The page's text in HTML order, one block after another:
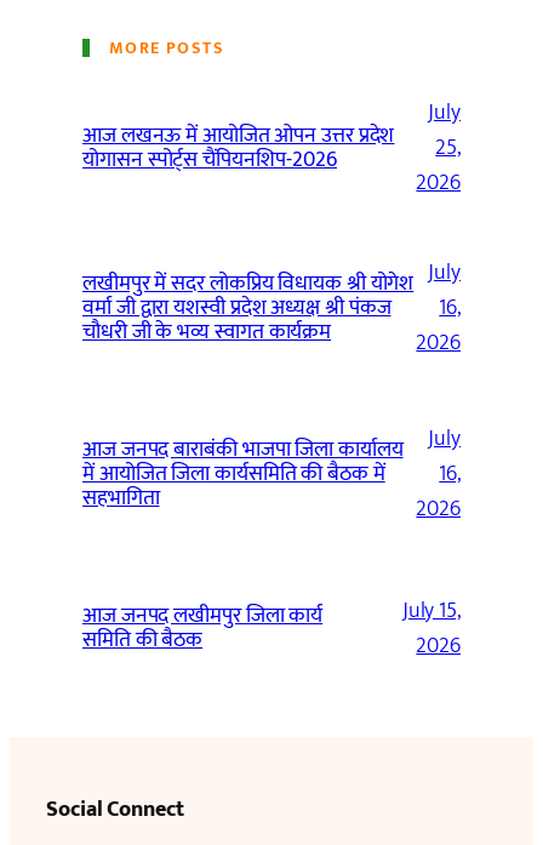
MORE POSTS
आज लखनऊ में आयोजित ओपन उत्तर प्रदेश
योगासन स्पोर्ट्स चैंपियनशिप-2026
July
25,
2026
लखीमपुर में सदर लोकप्रिय विधायक श्री योगेश
वर्मा जी द्वारा यशस्वी प्रदेश अध्यक्ष श्री पंकज
चौधरी जी के भव्य स्वागत कार्यक्रम
July
16,
2026
आज जनपद बाराबंकी भाजपा जिला कार्यालय
में आयोजित जिला कार्यसमिति की बैठक में
सहभागिता
July
16,
2026
आज जनपद लखीमपुर जिला कार्य
समिति की बैठक
July 15,
2026
Social Connect